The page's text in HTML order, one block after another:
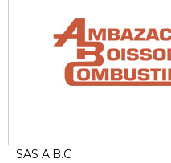
SAS A.B.C